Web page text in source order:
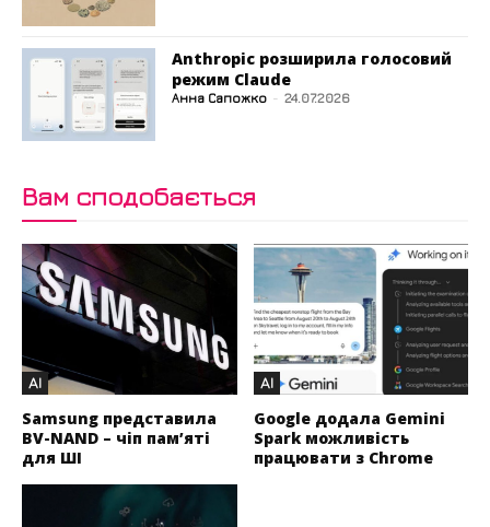
Anthropic розширила голосовий
режим Claude
Анна Сапожко - 24.07.2026
Вам сподобається
AI
Samsung представила
BV-NAND – чіп пам’яті
для ШІ
AI
Google додала Gemini
Spark можливість
працювати з Chrome